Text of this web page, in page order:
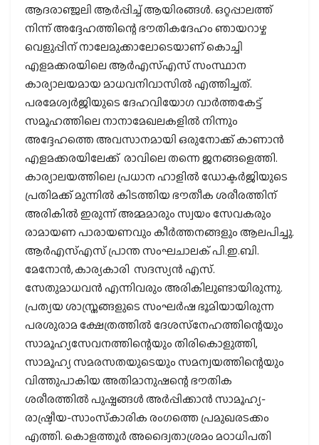
ആദരാഞ്ജലി ആര്‍പ്പിച്ച് ആയിരങ്ങള്‍. ഒറ്റപ്പാലത്ത്
നിന്ന് അദ്ദേഹത്തിന്റെ ഭൗതികദേഹം ഞായറാഴ്ച
വെളുപ്പിന് നാലേമുക്കാലോടെയാണ് കൊച്ചി
എളമക്കരയിലെ ആര്‍എസ്എസ് സംസ്ഥാന
കാര്യാലയമായ മാധവനിവാസില്‍ എത്തിച്ചത്.
പരമേശ്വര്‍ജിയുടെ ദേഹവിയോഗ വാര്‍ത്തകേട്ട്
സമൂഹത്തിലെ നാനാമേഖലകളില്‍ നിന്നും
അദ്ദേഹത്തെ അവസാനമായി ഒരുനോക്ക് കാണാന്‍
എളമക്കരയിലേക്ക് രാവിലെ തന്നെ ജനങ്ങളെത്തി.
കാര്യാലയത്തിലെ പ്രധാന ഹാളില്‍ ഡോക്ടര്‍ജിയുടെ
പ്രതിമക്ക് മുന്നില്‍ കിടത്തിയ ഭൗതീക ശരീരത്തിന്
അരികില്‍ ഇരുന്ന് അമ്മമാരും സ്വയം സേവകരും
രാമായണ പാരായണവും കീര്‍ത്തനങ്ങളും ആലപിച്ചു.
ആര്‍എസ്എസ് പ്രാന്ത സംഘചാലക് പി.ഇ.ബി.
മേനോന്‍, കാര്യകാരി സദസ്യന്‍ എസ്.
സേതുമാധവന്‍ എന്നിവരും അരികിലുണ്ടായിരുന്നു.
പ്രത്യയ ശാസ്ത്രങ്ങളുടെ സംഘര്‍ഷ ഭൂമിയായിരുന്ന
പരശുരാമ ക്ഷേത്രത്തില്‍ ദേശസ്‌നേഹത്തിന്റെയും
സാമൂഹ്യസേവനത്തിന്റെയും തിരികൊളുത്തി,
സാമൂഹ്യ സമരസതയുടെയും സമന്വയത്തിന്റെയും
വിത്തുപാകിയ അതിമാനുഷന്റെ ഭൗതിക
ശരീരത്തില്‍ പുഷ്പങ്ങള്‍ അര്‍പ്പിക്കാന്‍ സാമൂഹ്യ-
രാഷ്ട്രീയ-സാംസ്‌കാരിക രംഗത്തെ പ്രമുഖരടക്കം
എത്തി. കൊളത്തൂര്‍ അദ്വൈതാശ്രമം മഠാധിപതി